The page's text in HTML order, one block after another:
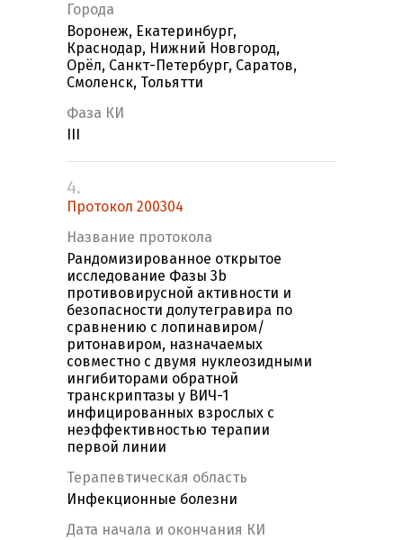
Города
Воронеж, Екатеринбург,
Краснодар, Нижний Новгород,
Орёл, Санкт-Петербург, Саратов,
Смоленск, Тольятти
Фаза КИ
4.
Протокол 200304
Название протокола
Рандомизированное открытое
исследование Фазы 3b
противовирусной активности и
безопасности долутегравира по
сравнению с лопинавиром/
ритонавиром, назначаемых
совместно с двумя нуклеозидными
ингибиторами обратной
транскриптазы у ВИЧ-1
инфицированных взрослых с
неэффективностью терапии
первой линии
Терапевтическая область
Инфекционные болезни
Дата начала и окончания КИ